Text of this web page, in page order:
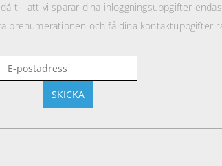
till att vi sparar dina inloggningsuppgifter
prenumerationen och få dina kontaktuppgifter